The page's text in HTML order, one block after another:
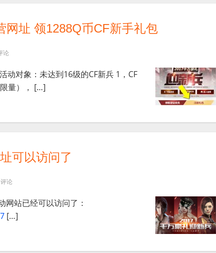
网址 领1288Q币CF新手礼包
论
动对象：未达到16级的CF新兵 1，CF
量）， […]
可以访问了
论
网站已经可以访问了：
[…]